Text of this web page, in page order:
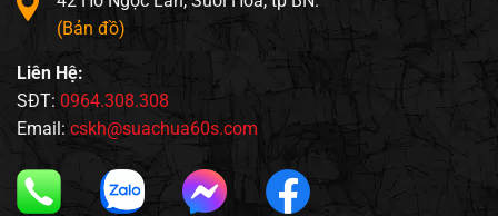
(Bản đồ)
Liên Hệ:
SĐT: 0964.308.308
Email: cskh@suachua60s.com